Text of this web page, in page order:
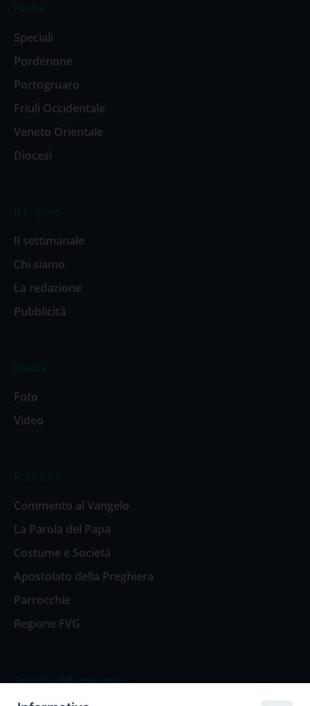
Speciali
Pordenone
Portogruaro
Friuli Occidentale
Veneto Orientale
Diocesi
Il settimanale
Chi siamo
La redazione
Pubblicità
Foto
Video
Commento al Vangelo
La Parola del Papa
Costume e Società
Apostolato della Preghiera
Parrocchie
Regione FVG
Agenda del vescovo